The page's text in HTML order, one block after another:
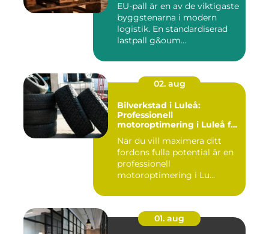
EU-pall är en av de viktigaste
byggstenarna i modern
logistik. En standardiserad
lastpall g&oum...
02. aug
Bilverkstad i Luleå:
Professionell
motoroptimering i Luleå för
När du vill maximera ditt
fordons fulla potential är en
professionell
motoroptimering i Lu...
01. aug